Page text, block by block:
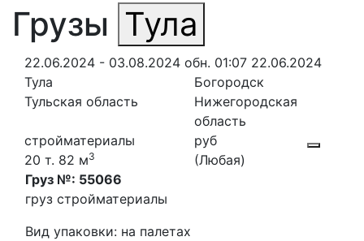
Грузы Тула
22.06.2024 - 03.08.2024 обн. 01:07 22.06.2024
Тула
Тульская область
Богородск
Нижегородская
область
стройматериалы
20 т. 82 м3
руб
(Любая)
Груз №: 55066
груз стройматериалы
Вид упаковки: на палетах